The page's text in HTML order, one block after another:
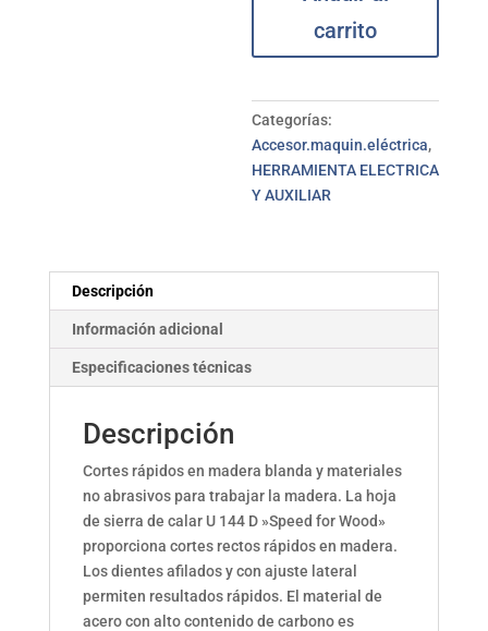
carrito
Categorías:
Accesor.maquin.eléctrica,
HERRAMIENTA ELECTRICA
Y AUXILIAR
Descripción
Información adicional
Especificaciones técnicas
Descripción
Cortes rápidos en madera blanda y materiales
no abrasivos para trabajar la madera. La hoja
de sierra de calar U 144 D »Speed for Wood»
proporciona cortes rectos rápidos en madera.
Los dientes afilados y con ajuste lateral
permiten resultados rápidos. El material de
acero con alto contenido de carbono es